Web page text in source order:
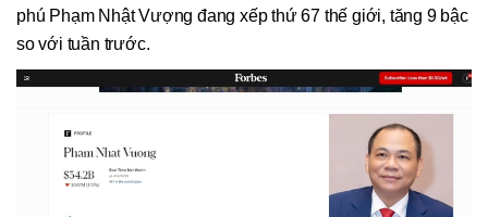
phú Phạm Nhật Vượng đang xếp thứ 67 thế giới, tăng 9 bậc
so với tuần trước.